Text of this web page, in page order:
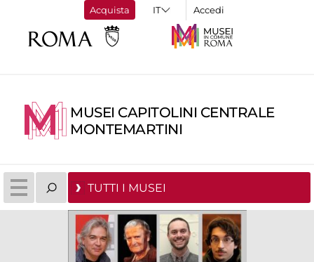
Acquista Accedi
MUSEI CAPITOLINI CENTRALE
MONTEMARTINI
TUTTI I MUSEI